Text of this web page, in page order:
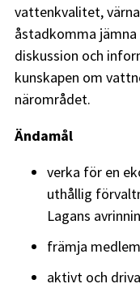
vattenkvalitet,
åstadkomma
diskussion och
kunskapen om
närområdet.
Ändamål
verka för en
uthållig
Lagans
främja
aktivt och